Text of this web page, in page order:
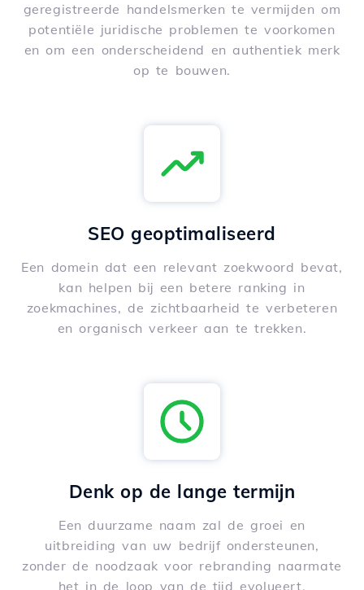
geregistreerde handelsmerken te vermijden om
potentiële juridische problemen te voorkomen
en om een onderscheidend en authentiek merk
op te bouwen.
SEO geoptimaliseerd
Een domein dat een relevant zoekwoord bevat,
kan helpen bij een betere ranking in
zoekmachines, de zichtbaarheid te verbeteren
en organisch verkeer aan te trekken.
Denk op de lange termijn
Een duurzame naam zal de groei en
uitbreiding van uw bedrijf ondersteunen,
zonder de noodzaak voor rebranding naarmate
het in de loop van de tijd evolueert.